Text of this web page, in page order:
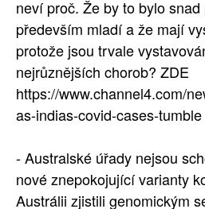
neví proč. Že by to bylo
především mladí a že mají
protože jsou trvale
nejrůznějších chorob? ZDE
https://www.channel4.com/
as-indias-covid-cases-tumble
- Australské úřady nejsou
nové znepokojující varianty
Austrálii zjistili genomickým